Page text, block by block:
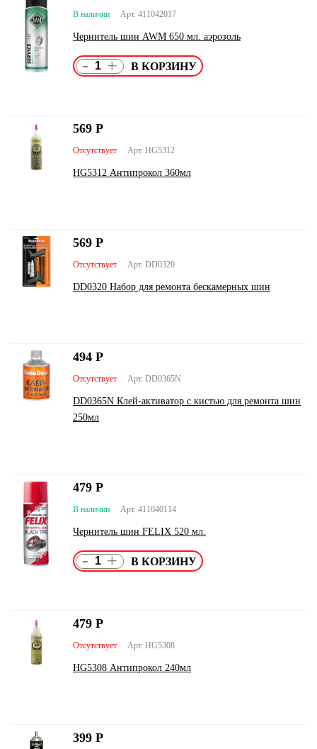
Арт. 411042017
В наличии
Чернитель шин AWM 650 мл. аэрозоль
- +
Арт. HG5312
Отсутствует
HG5312 Антипрокол 360мл
569 Р
Арт. DD0320
Отсутствует
DD0320 Набор для ремонта бескамерных шин
569 Р
Арт. DD0365N
Отсутствует
DD0365N Клей-активатор с кистью для ремонта шин
250мл
494 Р
Арт. 411040114
В наличии
Чернитель шин FELIX 520 мл.
479 Р
- +
Арт. HG5308
Отсутствует
HG5308 Антипрокол 240мл
479 Р
399 Р